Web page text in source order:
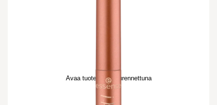
Avaa tuotekuva suurennettuna